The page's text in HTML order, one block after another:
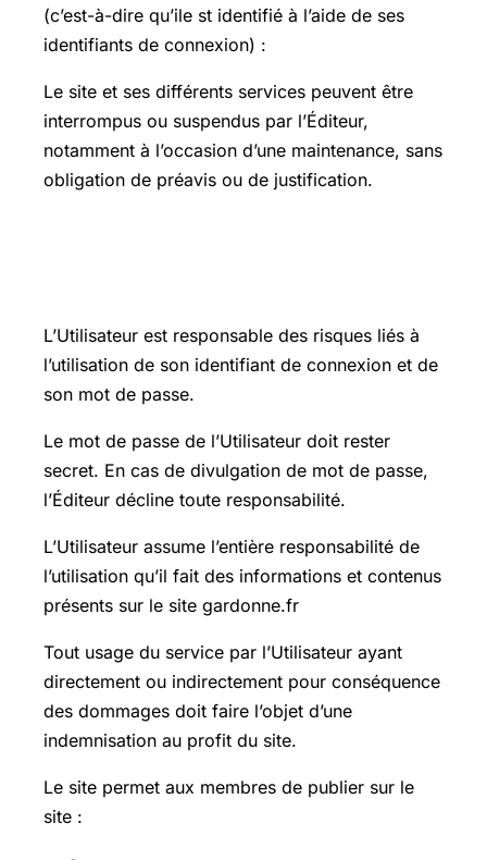
(c’est-à-dire qu’ile st identifié à l’aide de ses
identifiants de connexion) :
Le site et ses différents services peuvent être
interrompus ou suspendus par l’Éditeur,
notamment à l’occasion d’une maintenance, sans
obligation de préavis ou de justification.
L’Utilisateur est responsable des risques liés à
l’utilisation de son identifiant de connexion et de
son mot de passe.
Le mot de passe de l’Utilisateur doit rester
secret. En cas de divulgation de mot de passe,
l’Éditeur décline toute responsabilité.
L’Utilisateur assume l’entière responsabilité de
l’utilisation qu’il fait des informations et contenus
présents sur le site gardonne.fr
Tout usage du service par l’Utilisateur ayant
directement ou indirectement pour conséquence
des dommages doit faire l’objet d’une
indemnisation au profit du site.
Le site permet aux membres de publier sur le
site :